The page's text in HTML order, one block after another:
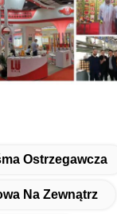
Ostrzegawcza
Na Zewnątrz